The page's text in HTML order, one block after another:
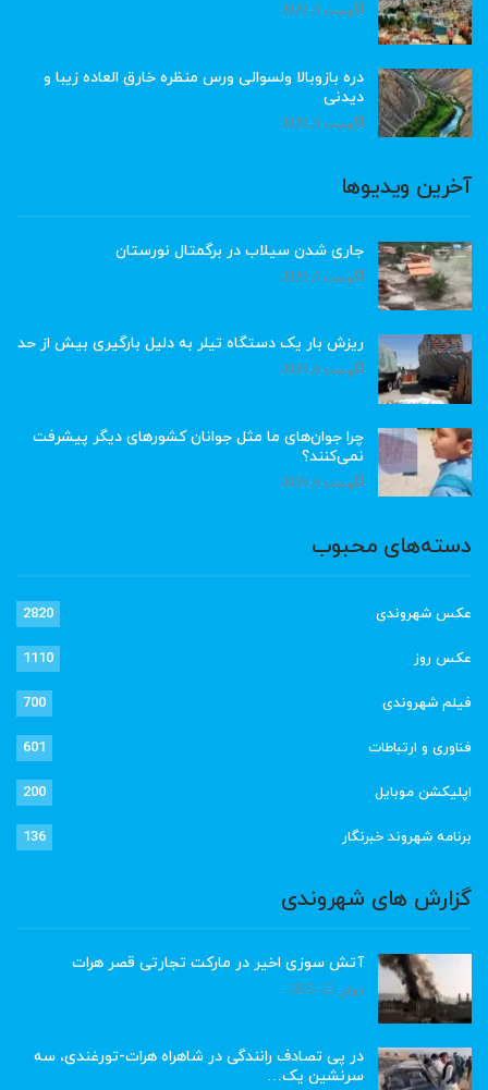
آگوست 6, 2026
دره بازوبالا ولسوالی ورس منظره خارق العاده زیبا و
دیدنی
آگوست 6, 2026
آخرین ویدیوها
جاری شدن سیلاب در برگمتال نورستان
آگوست 6, 2026
ریزش بار یک دستگاه تیلر به دلیل بارگیری بیش از حد
آگوست 6, 2026
چرا جوان‌های ما مثل جوانان کشورهای دیگر پیشرفت
نمی‌کنند؟
آگوست 6, 2026
دسته‌های محبوب
عکس شهروندی 2820
عکس روز 1110
فیلم شهروندی 700
فناوری و ارتباطات 601
اپلیکشن موبایل 200
برنامه شهروند خبرنگار 136
گزارش های شهروندی
آتش سوزی اخیر در مارکت تجارتی قصر هرات
ژوئن 22, 2023
در پی تصادف رانندگی در شاهراه هرات-تورغندی، سه
سرنشین یک…